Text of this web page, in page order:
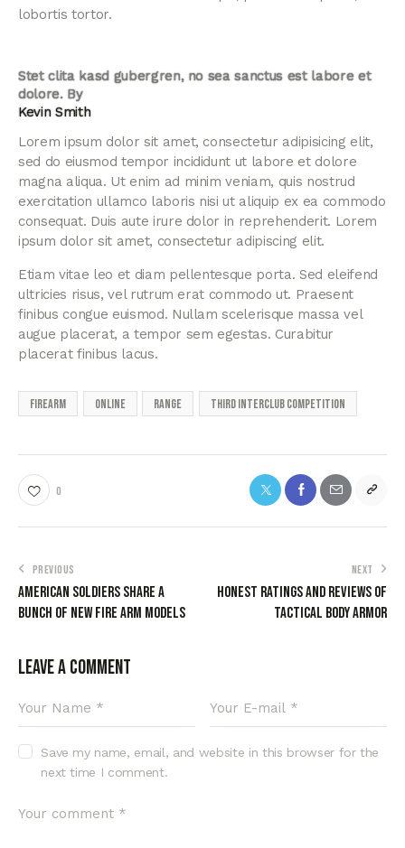
lobortis tortor.
Stet clita kasd gubergren, no sea sanctus est labore et
dolore. By
Kevin Smith
Lorem ipsum dolor sit amet, consectetur adipisicing elit,
sed do eiusmod tempor incididunt ut labore et dolore
magna aliqua. Ut enim ad minim veniam, quis nostrud
exercitation ullamco laboris nisi ut aliquip ex ea commodo
consequat. Duis aute irure dolor in reprehenderit. Lorem
ipsum dolor sit amet, consectetur adipiscing elit.
Etiam vitae leo et diam pellentesque porta. Sed eleifend
ultricies risus, vel rutrum erat commodo ut. Praesent
finibus congue euismod. Nullam scelerisque massa vel
augue placerat, a tempor sem egestas. Curabitur
placerat finibus lacus.
firearm online range Third Interclub Competition
0
PREVIOUS
American soldiers share a
bunch of new fire arm models
NEXT
Honest ratings and reviews of
tactical body armor
Leave a comment
Save my name, email, and website in this browser for the
next time I comment.